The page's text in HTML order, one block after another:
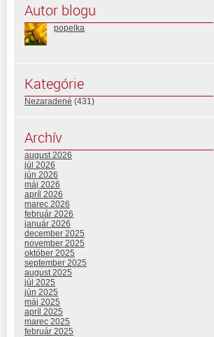
Autor blogu
popelka
Kategórie
Nezaradené (431)
Archív
august 2026
júl 2026
jún 2026
máj 2026
apríl 2026
marec 2026
február 2026
január 2026
december 2025
november 2025
október 2025
september 2025
august 2025
júl 2025
jún 2025
máj 2025
apríl 2025
marec 2025
február 2025